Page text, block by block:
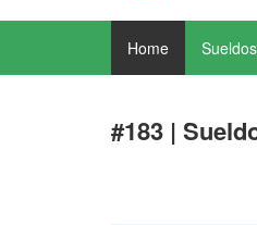
Home
#183 |